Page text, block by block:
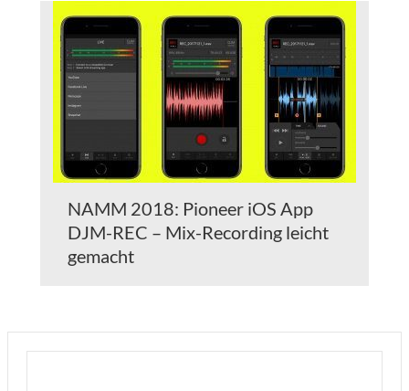
NAMM 2018: Pioneer iOS App
DJM-REC – Mix-Recording leicht
gemacht